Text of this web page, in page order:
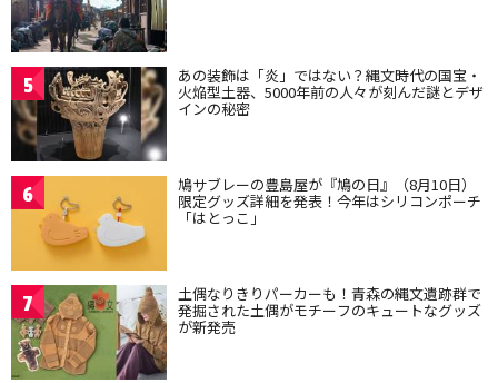
5 あの装飾は「炎」ではない？縄文時代の国宝・
火焔型土器、5000年前の人々が刻んだ謎とデザ
インの秘密
6 鳩サブレーの豊島屋が『鳩の日』（8月10日）
限定グッズ詳細を発表！今年はシリコンポーチ
「はとっこ」
7 土偶なりきりパーカーも！青森の縄文遺跡群で
発掘された土偶がモチーフのキュートなグッズ
が新発売